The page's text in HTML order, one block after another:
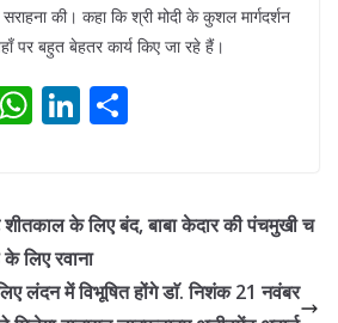
की। कहा कि श्री मोदी के कुशल मार्गदर्शन
पर बहुत बेहतर कार्य किए जा रहे हैं।
W
s
A
p
Li
e
dI
n
e
के लिए बंद, बाबा केदार की पंचमुखी च
लिए रवाना
लिए लंदन में विभूषित होंगे डाॅ. निशंक 21 नवंबर